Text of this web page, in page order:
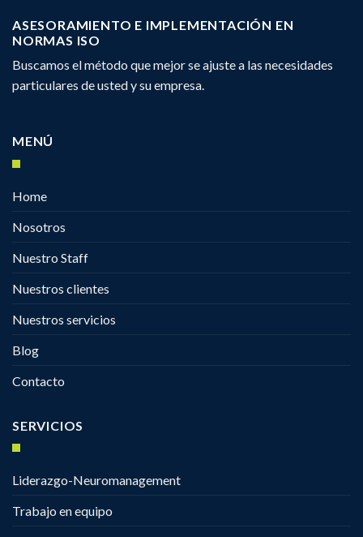
ASESORAMIENTO E IMPLEMENTACIÓN EN
NORMAS ISO
Buscamos el método que mejor se ajuste a las necesidades
particulares de usted y su empresa.
MENÚ
Home
Nosotros
Nuestro Staff
Nuestros clientes
Nuestros servicios
Blog
Contacto
SERVICIOS
Liderazgo-Neuromanagement
Trabajo en equipo